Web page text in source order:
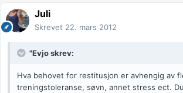
Juli
Skrevet 22. mars 2012
"Evjo skrev:
Hva behovet for restitusjon er avhengig av
treningstoleranse, søvn, annet stress ect.